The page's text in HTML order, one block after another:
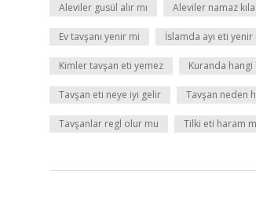
Aleviler gusül alır mı Aleviler namaz
Ev tavşanı yenir mi İslamda ayı eti yenir
Kimler tavşan eti yemez Kuranda
Tavşan eti neye iyi gelir Tavşan neden
Tavşanlar regl olur mu Tilki eti haram